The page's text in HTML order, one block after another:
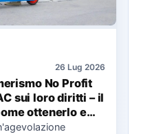
26 Lug 2026
No Profit
sui loro diritti – il
ottenerlo e